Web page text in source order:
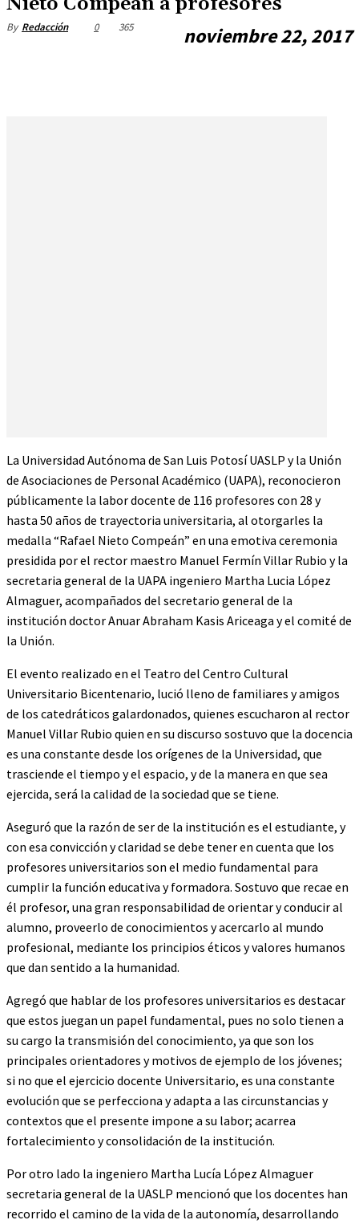
By Redacción noviembre 22, 2017
0 365
La Universidad Autónoma de San Luis Potosí UASLP y la Unión
de Asociaciones de Personal Académico (UAPA), reconocieron
públicamente la labor docente de 116 profesores con 28 y
hasta 50 años de trayectoria universitaria, al otorgarles la
medalla “Rafael Nieto Compeán” en una emotiva ceremonia
presidida por el rector maestro Manuel Fermín Villar Rubio y la
secretaria general de la UAPA ingeniero Martha Lucia López
Almaguer, acompañados del secretario general de la
institución doctor Anuar Abraham Kasis Ariceaga y el comité de
la Unión.
El evento realizado en el Teatro del Centro Cultural
Universitario Bicentenario, lució lleno de familiares y amigos
de los catedráticos galardonados, quienes escucharon al rector
Manuel Villar Rubio quien en su discurso sostuvo que la docencia
es una constante desde los orígenes de la Universidad, que
trasciende el tiempo y el espacio, y de la manera en que sea
ejercida, será la calidad de la sociedad que se tiene.
Aseguró que la razón de ser de la institución es el estudiante, y
con esa convicción y claridad se debe tener en cuenta que los
profesores universitarios son el medio fundamental para
cumplir la función educativa y formadora. Sostuvo que recae en
él profesor, una gran responsabilidad de orientar y conducir al
alumno, proveerlo de conocimientos y acercarlo al mundo
profesional, mediante los principios éticos y valores humanos
que dan sentido a la humanidad.
Agregó que hablar de los profesores universitarios es destacar
que estos juegan un papel fundamental, pues no solo tienen a
su cargo la transmisión del conocimiento, ya que son los
principales orientadores y motivos de ejemplo de los jóvenes;
si no que el ejercicio docente Universitario, es una constante
evolución que se perfecciona y adapta a las circunstancias y
contextos que el presente impone a su labor; acarrea
fortalecimiento y consolidación de la institución.
Por otro lado la ingeniero Martha Lucía López Almaguer
secretaria general de la UASLP mencionó que los docentes han
recorrido el camino de la vida de la autonomía, desarrollando